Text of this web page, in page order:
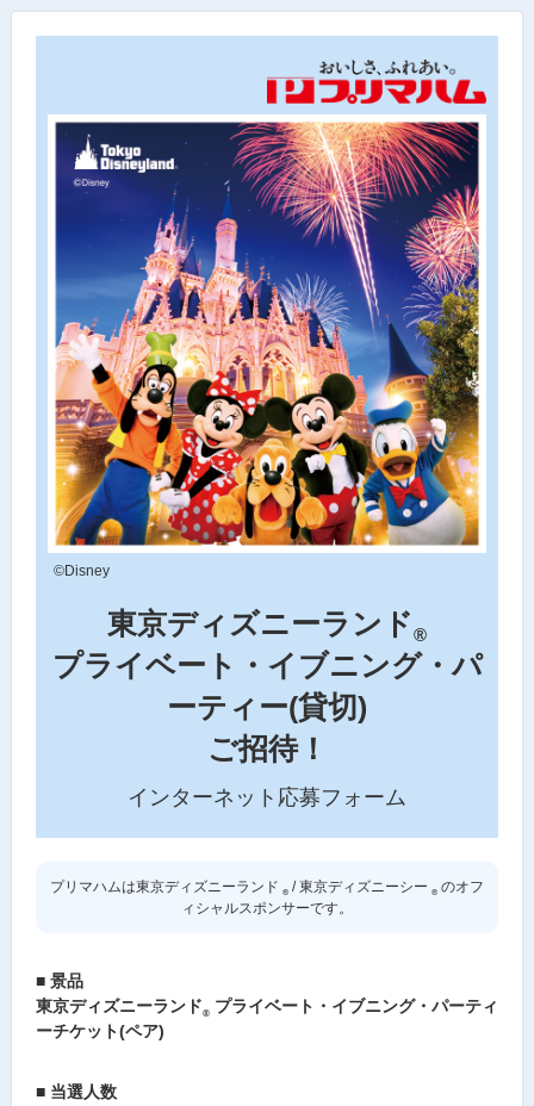
©Disney
東京ディズニーランド®
プライベート・イブニング・パ
ーティー(貸切)
ご招待！
インターネット応募フォーム
プリマハムは東京ディズニーランド ® / 東京ディズニーシー ® のオフ
ィシャルスポンサーです。
■ 景品
東京ディズニーランド® プライベート・イブニング・パーティ
ーチケット(ペア)
■ 当選人数